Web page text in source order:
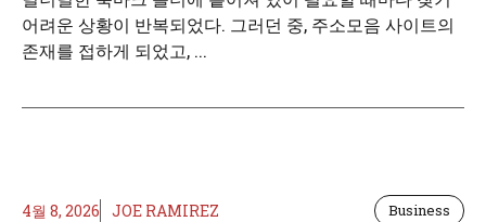
어려운 상황이 반복되었다. 그러던 중, 주소모음 사이트의
존재를 접하게 되었고, ...
4월 8, 2026 JOE RAMIREZ Business